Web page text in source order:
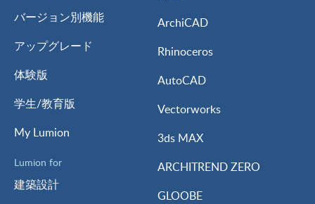
バージョン別機能
アップグレード
体験版
学生/教育版
My Lumion
Lumion for
建築設計
ArchiCAD
Rhinoceros
AutoCAD
Vectorworks
3ds MAX
ARCHITREND ZERO
GLOOBE